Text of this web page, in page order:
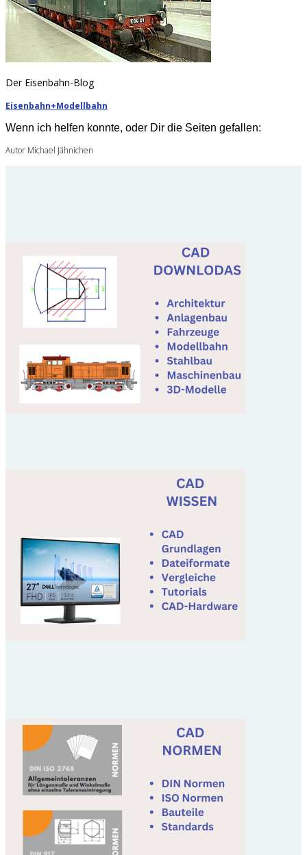
Der Eisenbahn-Blog
Eisenbahn+Modellbahn
Wenn ich helfen konnte, oder Dir die Seiten gefallen:
Autor Michael Jähnichen